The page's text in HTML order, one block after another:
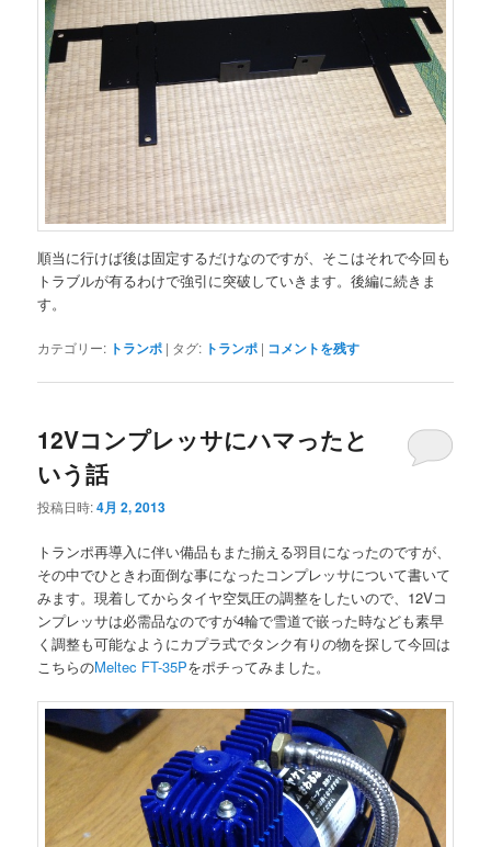
順当に行けば後は固定するだけなのですが、そこはそれで今回も
トラブルが有るわけで強引に突破していきます。後編に続きま
す。
カテゴリー: トランポ | タグ: トランポ | コメントを残す
12Vコンプレッサにハマったと
いう話
投稿日時:4月 2, 2013
トランポ再導入に伴い備品もまた揃える羽目になったのですが、
その中でひときわ面倒な事になったコンプレッサについて書いて
みます。現着してからタイヤ空気圧の調整をしたいので、12Vコ
ンプレッサは必需品なのですが4輪で雪道で嵌った時なども素早
く調整も可能なようにカプラ式でタンク有りの物を探して今回は
こちらのMeltec FT-35Pをポチってみました。